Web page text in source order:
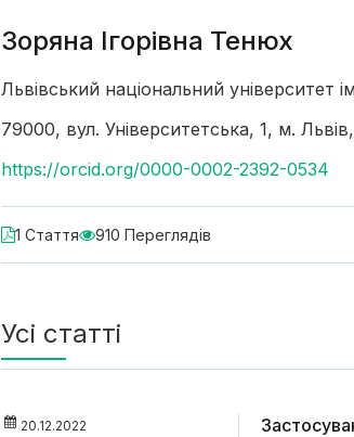
Зоряна Ігорівна Тенюх
Львівський національний університет
79000, вул. Університетська, 1, м.
https://orcid.org/0000-0002-2392-0534
1 Стаття 910 Переглядів
Усі статті
20.12.2022